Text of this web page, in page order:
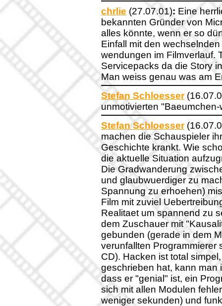
chrlie (27.07.01): Eine
bekannten Gründer von
alles könnte, wenn er so
Einfall mit den
wendungen im Filmverlauf.
Servicepacks da die Story
Man weiss genau was am
Stefan Schloesser
unmotivierten
Stefan Schloesser
machen die Schauspieler
Geschichte krankt. Wie
die aktuelle Situation
Die Gradwanderung
und glaubwuerdiger zu
Spannung zu erhoehen)
Film mit zuviel
Realitaet um spannend zu
dem Zuschauer mit
gebunden (gerade in dem
verunfallten Programmierer
CD). Hacken ist total
geschrieben hat, kann
dass er "genial" ist, ein
sich mit allen Modulen
weniger sekunden) und